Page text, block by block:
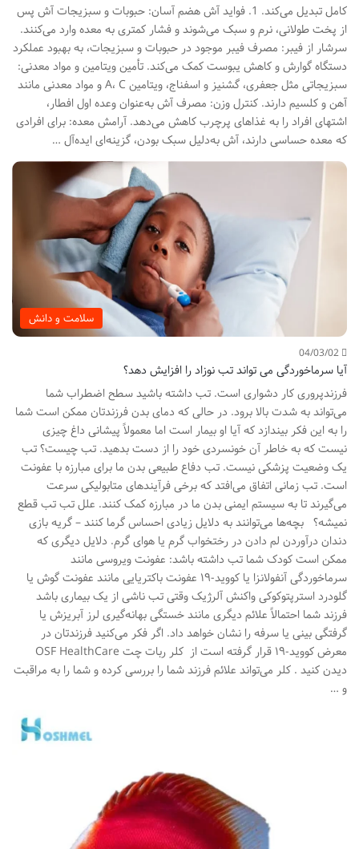
کامل تبدیل می‌کند. 1. فواید آش هضم آسان: حبوبات و سبزیجات آش پس
از پخت طولانی، نرم و سبک می‌شوند و فشار کمتری به معده وارد می‌کنند.
سرشار از فیبر: مصرف فیبر موجود در حبوبات و سبزیجات، به بهبود عملکرد
دستگاه گوارش و کاهش یبوست کمک می‌کند. تأمین ویتامین و مواد معدنی:
سبزیجاتی مثل جعفری، گشنیز و اسفناج، ویتامین A، C و مواد معدنی مانند
آهن و کلسیم دارند. کنترل وزن: مصرف آش به‌عنوان وعده اول افطار،
اشتهای افراد را به غذاهای پرچرب کاهش می‌دهد. آرامش معده: برای افرادی
که معده حساسی دارند، آش به‌دلیل سبک بودن، گزینه‌ای ایده‌آل …
سلامت و دانش
04/03/02
آیا سرماخوردگی می تواند تب نوزاد را افزایش دهد؟
فرزندپروری کار دشواری است. تب داشته باشید سطح اضطراب شما
می‌تواند به شدت بالا برود. در حالی که دمای بدن فرزندتان ممکن است شما
را به این فکر بیندازد که آیا او بیمار است اما معمولاً پیشانی داغ چیزی
نیست که به خاطر آن خونسردی خود را از دست بدهید. تب چیست؟ تب
یک وضعیت پزشکی نیست. تب دفاع طبیعی بدن ما برای مبارزه با عفونت
است. تب زمانی اتفاق می‌افتد که برخی فرآیندهای متابولیکی سرعت
می‌گیرند تا به سیستم ایمنی بدن ما در مبارزه کمک کنند. علل تب تب قطع
نمیشه؟ بچه‌ها می‌توانند به دلایل زیادی احساس گرما کنند – گریه بازی
دندان درآوردن لم دادن در رختخواب گرم یا هوای گرم. دلایل دیگری که
ممکن است کودک شما تب داشته باشد: عفونت ویروسی مانند
سرماخوردگی آنفولانزا یا کووید-۱۹ عفونت باکتریایی مانند عفونت گوش یا
گلودرد استرپتوکوکی واکنش آلرژیک وقتی تب ناشی از یک بیماری باشد
فرزند شما احتمالاً علائم دیگری مانند خستگی بهانه‌گیری لرز آبریزش یا
گرفتگی بینی یا سرفه را نشان خواهد داد. اگر فکر می‌کنید فرزندتان در
معرض کووید-۱۹ قرار گرفته است از کلر ربات چت OSF HealthCare
دیدن کنید . کلر می‌تواند علائم فرزند شما را بررسی کرده و شما را به مراقبت
و …